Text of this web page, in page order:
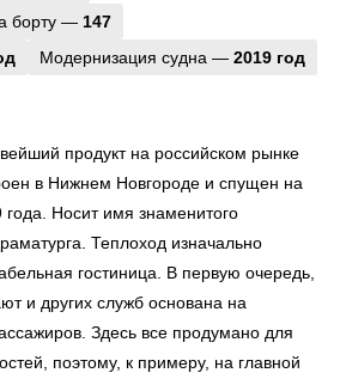
борту — 147
Модернизация судна — 2019 год
продукт на российском рынке
в Нижнем Новгороде и спущен на
года. Носит имя знаменитого
Теплоход изначально
гостиница. В первую очередь,
и других служб основана на
Здесь все продумано для
поэтому, к примеру, на главной